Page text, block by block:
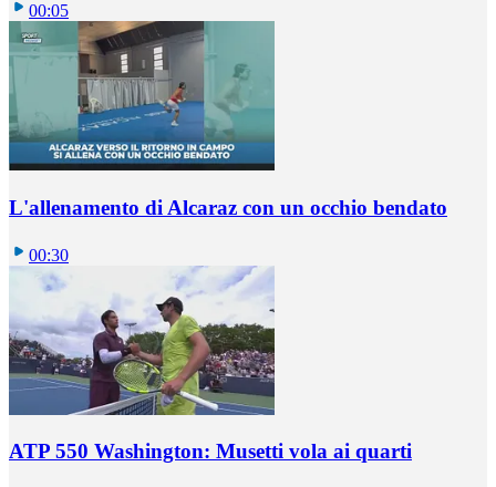
00:05
L'allenamento di Alcaraz con un occhio bendato
00:30
ATP 550 Washington: Musetti vola ai quarti